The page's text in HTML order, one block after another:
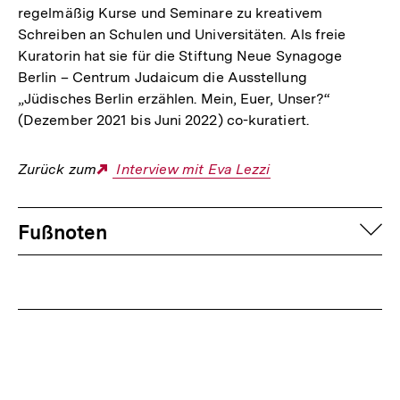
regelmäßig Kurse und Seminare zu kreativem
Schreiben an Schulen und Universitäten. Als freie
Kuratorin hat sie für die Stiftung Neue Synagoge
Berlin – Centrum Judaicum die Ausstellung
„Jüdisches Berlin erzählen. Mein, Euer, Unser?“
(Dezember 2021 bis Juni 2022) co-kuratiert.
Zurück zum
Externer
Interview mit Eva Lezzi
Fussnoten
Fußnoten